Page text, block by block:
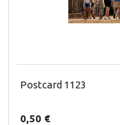
Postcard 1123
0,50 €